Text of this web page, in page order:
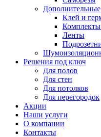
Клей и
Комплекты
Ленты
Решения под ключ
Для полов
Для стен
Для потолков
Для перегородок
Акции
Наши услуги
О компании
Контакты